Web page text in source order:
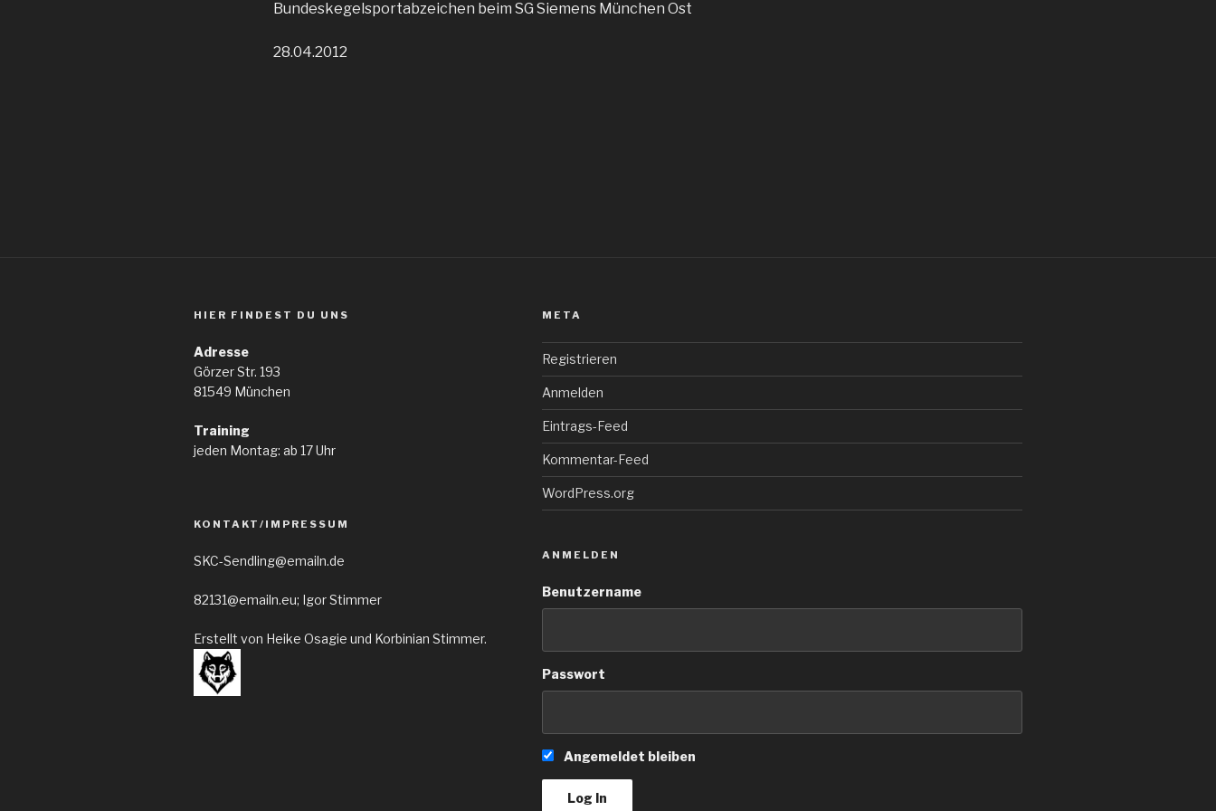
Bundeskegelsportabzeichen beim SG Siemens München Ost
28.04.2012
HIER FINDEST DU UNS
Adresse
Görzer Str. 193
81549 München
Training
jeden Montag: ab 17 Uhr
KONTAKT/IMPRESSUM
SKC-Sendling@emailn.de
82131@emailn.eu; Igor Stimmer
Erstellt von Heike Osagie und Korbinian Stimmer.
META
Registrieren
Anmelden
Eintrags-Feed
Kommentar-Feed
WordPress.org
ANMELDEN
Benutzername
Passwort
Angemeldet bleiben